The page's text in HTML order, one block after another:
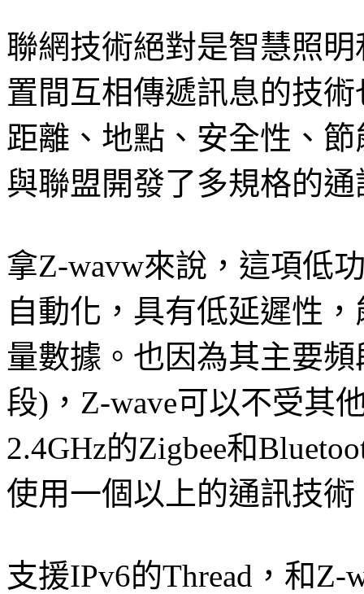
聯網技術絕對是智慧照
置間互相傳遞訊息的技
距離、地點、安全性、
與聯盟開發了多規格的
拿Z-wavw來說，這項低
自動化，具有低延遲性
量數據。也因為其主要頻
段)，Z-wave可以不受其
2.4GHz的Zigbee和
使用一個以上的通訊技術
支援IPv6的Thread，和